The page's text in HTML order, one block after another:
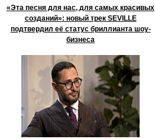
«Эта песня для нас, для самых красивых
созданий»: новый трек SEVILLE
подтвердил её статус бриллианта шоу-
бизнеса